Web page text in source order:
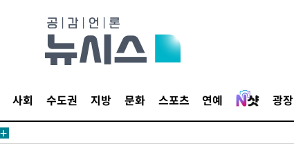
사회 수도권 지방 문화 스포츠 연예 광장